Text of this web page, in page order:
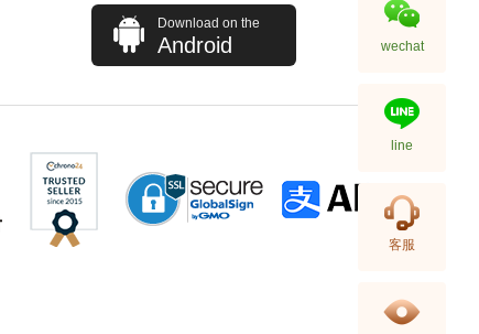
Download on the
Android wechat
line
客服